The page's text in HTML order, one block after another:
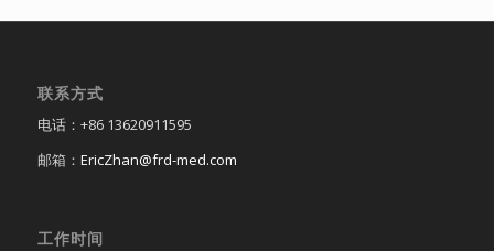
联系方式
电话：+86 13620911595
邮箱： EricZhan@frd-med.com
工作时间